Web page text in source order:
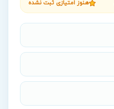
هنوز امتیازی ثبت نشده